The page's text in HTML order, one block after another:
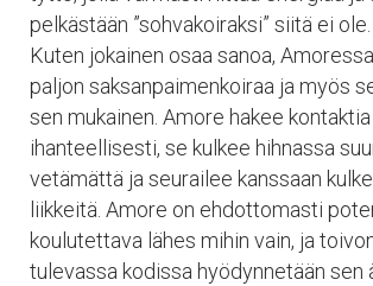
pelkästään ”sohvakoiraksi” siitä ei ole.
Kuten jokainen osaa sanoa,
paljon saksanpaimenkoiraa ja myös
sen mukainen. Amore hakee
ihanteellisesti, se kulkee hihnassa
vetämättä ja seurailee kanssaan
liikkeitä. Amore on ehdottomasti
koulutettava lähes mihin vain, ja
tulevassa kodissa hyödynnetään sen